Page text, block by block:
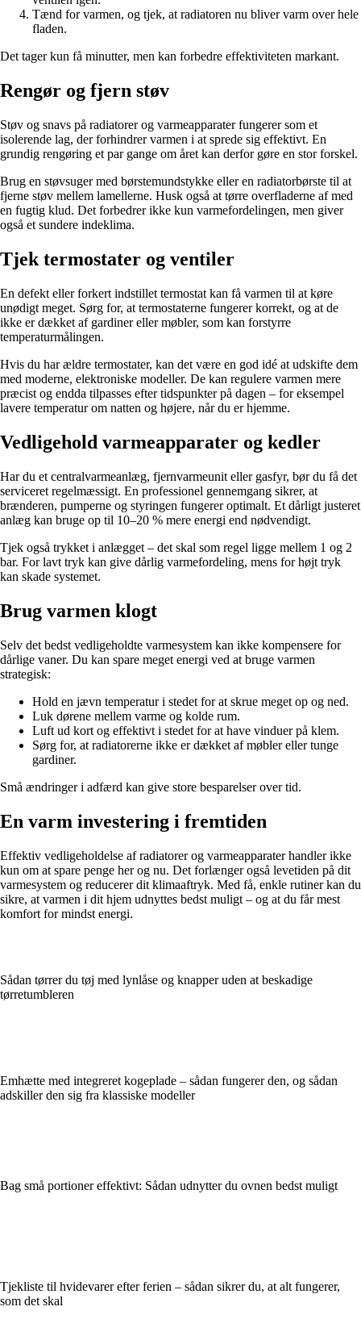
Tænd for varmen, og tjek, at radiatoren nu bliver varm over hele
fladen.
Det tager kun få minutter, men kan forbedre effektiviteten markant.
Rengør og fjern støv
Støv og snavs på radiatorer og varmeapparater fungerer som et
isolerende lag, der forhindrer varmen i at sprede sig effektivt. En
grundig rengøring et par gange om året kan derfor gøre en stor forskel.
Brug en støvsuger med børstemundstykke eller en radiatorbørste til at
fjerne støv mellem lamellerne. Husk også at tørre overfladerne af med
en fugtig klud. Det forbedrer ikke kun varmefordelingen, men giver
også et sundere indeklima.
Tjek termostater og ventiler
En defekt eller forkert indstillet termostat kan få varmen til at køre
unødigt meget. Sørg for, at termostaterne fungerer korrekt, og at de
ikke er dækket af gardiner eller møbler, som kan forstyrre
temperaturmålingen.
Hvis du har ældre termostater, kan det være en god idé at udskifte dem
med moderne, elektroniske modeller. De kan regulere varmen mere
præcist og endda tilpasses efter tidspunkter på dagen – for eksempel
lavere temperatur om natten og højere, når du er hjemme.
Vedligehold varmeapparater og kedler
Har du et centralvarmeanlæg, fjernvarmeunit eller gasfyr, bør du få det
serviceret regelmæssigt. En professionel gennemgang sikrer, at
brænderen, pumperne og styringen fungerer optimalt. Et dårligt justeret
anlæg kan bruge op til 10–20 % mere energi end nødvendigt.
Tjek også trykket i anlægget – det skal som regel ligge mellem 1 og 2
bar. For lavt tryk kan give dårlig varmefordeling, mens for højt tryk
kan skade systemet.
Brug varmen klogt
Selv det bedst vedligeholdte varmesystem kan ikke kompensere for
dårlige vaner. Du kan spare meget energi ved at bruge varmen
strategisk:
Hold en jævn temperatur i stedet for at skrue meget op og ned.
Luk dørene mellem varme og kolde rum.
Luft ud kort og effektivt i stedet for at have vinduer på klem.
Sørg for, at radiatorerne ikke er dækket af møbler eller tunge
gardiner.
Små ændringer i adfærd kan give store besparelser over tid.
En varm investering i fremtiden
Effektiv vedligeholdelse af radiatorer og varmeapparater handler ikke
kun om at spare penge her og nu. Det forlænger også levetiden på dit
varmesystem og reducerer dit klimaaftryk. Med få, enkle rutiner kan du
sikre, at varmen i dit hjem udnyttes bedst muligt – og at du får mest
komfort for mindst energi.
Sådan tørrer du tøj med lynlåse og knapper uden at beskadige
tørretumbleren
Emhætte med integreret kogeplade – sådan fungerer den, og sådan
adskiller den sig fra klassiske modeller
Bag små portioner effektivt: Sådan udnytter du ovnen bedst muligt
Tjekliste til hvidevarer efter ferien – sådan sikrer du, at alt fungerer,
som det skal